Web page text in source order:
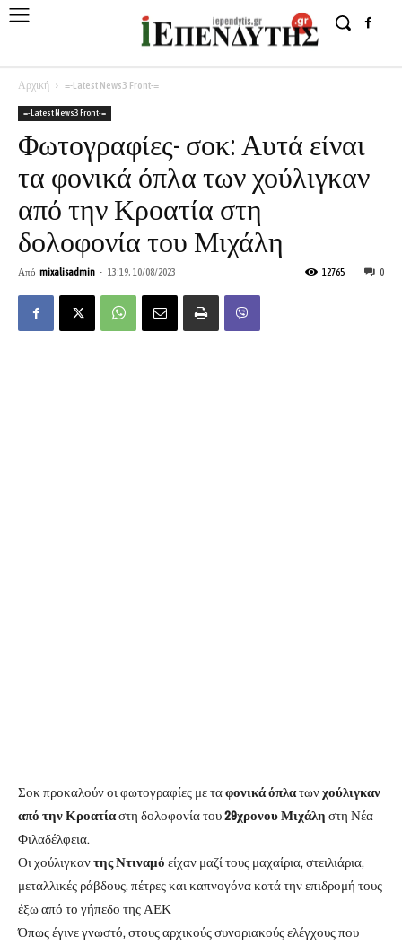
Αρχική =-Latest News3 Front-=
=-Latest News3 Front-=
Φωτογραφίες- σοκ: Αυτά είναι
τα φονικά όπλα των χούλιγκαν
από την Κροατία στη
δολοφονία του Μιχάλη
Από mixalisadmin - 13:19, 10/08/2023 0
12765
Σοκ προκαλούν οι φωτογραφίες με ταφονικά όπλατωνχούλιγκαν
από την Κροατίαστη δολοφονία του29χρονου Μιχάληστη Νέα
Φιλαδέλφεια.
Οι χούλιγκαντης Ντιναμόείχαν μαζί τους μαχαίρια, στειλιάρια,
μεταλλικές ράβδους, πέτρες και καπνογόνα κατά την επιδρομή τους
έξω από το γήπεδο της ΑΕΚ
Όπως έγινε γνωστό, στους αρχικούς συνοριακούς ελέγχους που